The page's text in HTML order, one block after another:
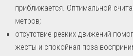
приближается. Оптимальной
метров;
отсутствие резких движений
жесты и спокойная поза